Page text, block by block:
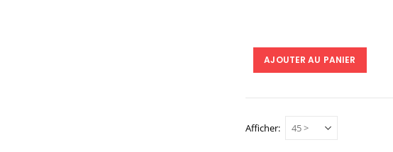
AJOUTER AU PANIER
Afficher